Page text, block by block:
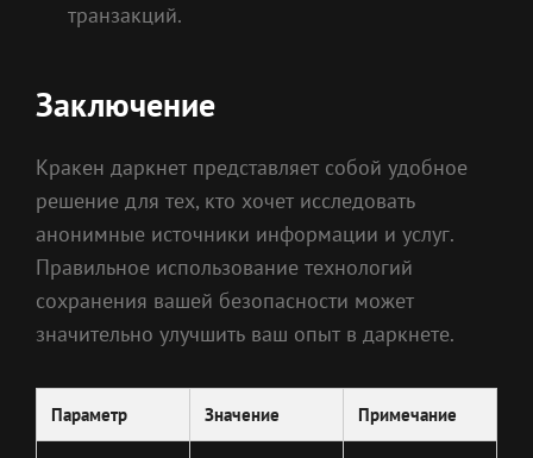
транзакций.
Заключение
Кракен даркнет представляет собой удобное
решение для тех, кто хочет исследовать
анонимные источники информации и услуг.
Правильное использование технологий
сохранения вашей безопасности может
значительно улучшить ваш опыт в даркнете.
Параметр Значение Примечание